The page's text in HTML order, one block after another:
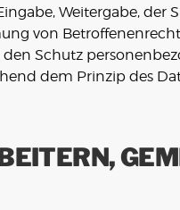
Weitergabe,
von
Schutz
dem Prinzip des